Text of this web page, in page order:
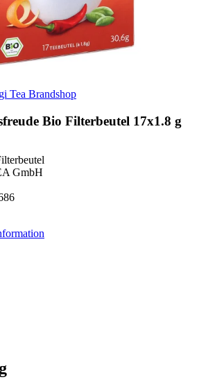
Tea Brandshop
Bio Filterbeutel 17x1.8 g
GmbH